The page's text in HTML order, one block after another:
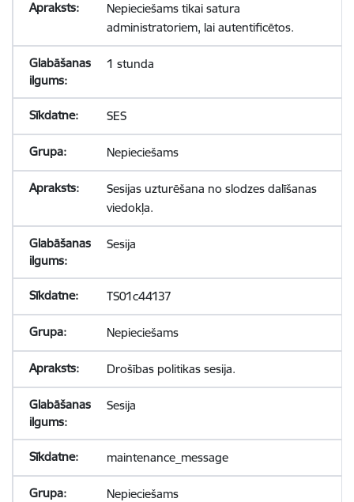
Nepieciešams tikai satura
administratoriem, lai autentificētos.
1 stunda
SES
Nepieciešams
Sesijas uzturēšana no slodzes dalīšanas
viedokļa.
Sesija
TS01c44137
Nepieciešams
Drošības politikas sesija.
Sesija
maintenance_message
Nepieciešams